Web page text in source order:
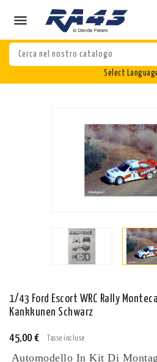

Select
1/43 Ford Escort WRC Rally
Kankkunen Schwarz
45,00 € Tasse incluse
Automodello In Kit Di